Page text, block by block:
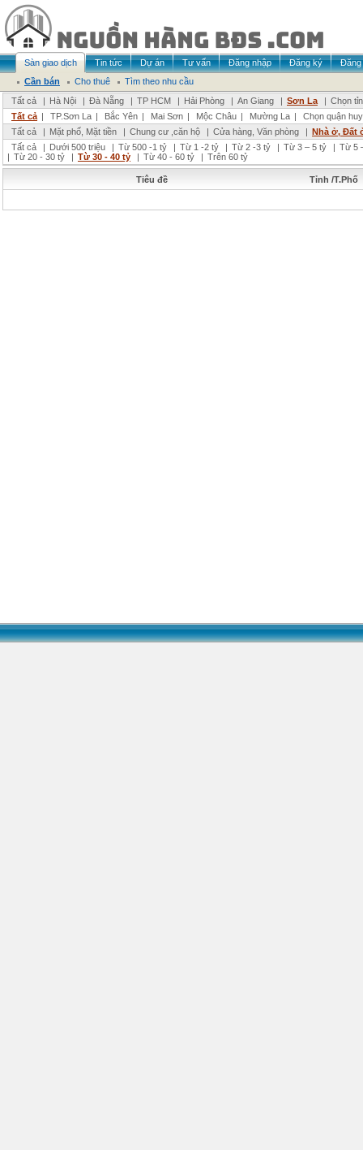
Sàn giao dịch Tin tức Dự án Tư vấn Đăng nhập Đăng ký
Đăng
Cần bán
Cho thuê
Tìm theo nhu cầu
Tất cả
| Hà Nội | Đà Nẵng | TP HCM | Hải Phòng | An Giang | Sơn La | Chọn
Tất cả | TP.Sơn La | Bắc Yên | Mai Sơn | Mộc Châu | Mường La |
Chọn quận
Tất cả
| Mặt phố, Mặt tiền | Chung cư ,căn hộ | Cửa hàng, Văn phòng | Nhà ở, Đất
Tất cả
| Dưới 500 triệu | Từ 500 -1 tỷ | Từ 1 -2 tỷ | Từ 2 -3 tỷ | Từ 3 – 5 tỷ | Từ 5
| Từ 20 - 30 tỷ | Từ 30 - 40 tỷ | Từ 40 - 60 tỷ | Trên 60 tỷ
Tiêu đề Tỉnh /T.Phố